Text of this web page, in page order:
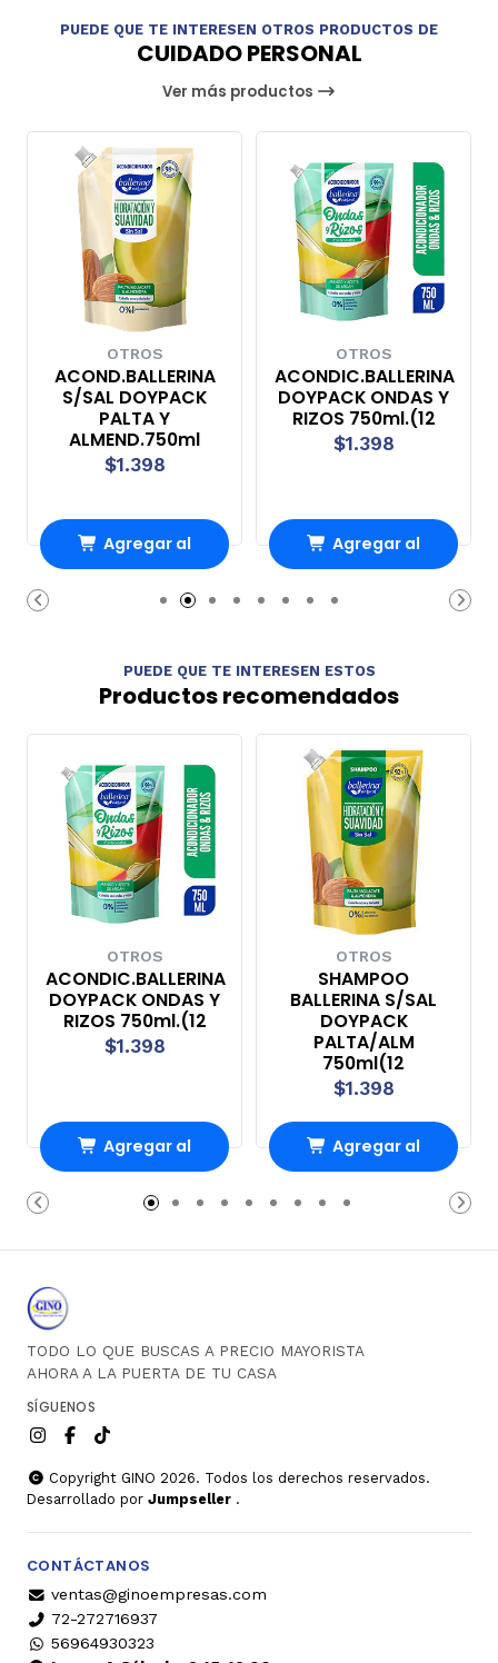
PUEDE QUE TE INTERESEN OTROS PRODUCTOS DE
CUIDADO PERSONAL
Ver más productos
OTROS
ACOND.BALLERINA
S/SAL DOYPACK
PALTA Y
ALMEND.750ml
$1.398
Agregar al
OTROS
ACONDIC.BALLERINA
DOYPACK ONDAS Y
RIZOS 750ml.(12
$1.398
Agregar al
PUEDE QUE TE INTERESEN ESTOS
Productos recomendados
OTROS
ACONDIC.BALLERINA
DOYPACK ONDAS Y
RIZOS 750ml.(12
$1.398
Agregar al
Carro
OTROS
SHAMPOO
BALLERINA S/SAL
DOYPACK
PALTA/ALM
750ml(12
$1.398
Agregar al
Carro
TODO LO QUE BUSCAS A PRECIO MAYORISTA
AHORA A LA PUERTA DE TU CASA
SÍGUENOS
Copyright GINO 2026. Todos los derechos reservados.
Desarrollado por Jumpseller .
CONTÁCTANOS
ventas@ginoempresas.com
72-272716937
56964930323